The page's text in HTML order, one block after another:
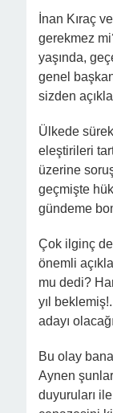
İnan Kıraç
gerekmez
yaşında,
genel
sizden
Ülkede
eleştirileri
üzerine
geçmişte
gündeme
Çok ilginç
önemli
mu dedi?
yıl
adayı
Bu olay
Aynen
duyuruları